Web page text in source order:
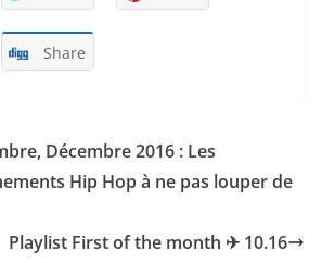
Share
Décembre 2016 : Les
Hip Hop à ne pas louper de
Playlist First of the month ✈︎ 10.16